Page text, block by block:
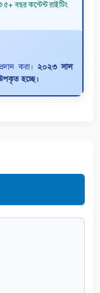
৫+ বছর কন্টেন্ট রাইটিং
করা। ২০২৩ সাল
উপকৃত হচ্ছে।